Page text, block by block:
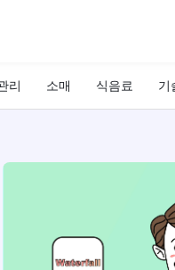
리 소매 식음료 기